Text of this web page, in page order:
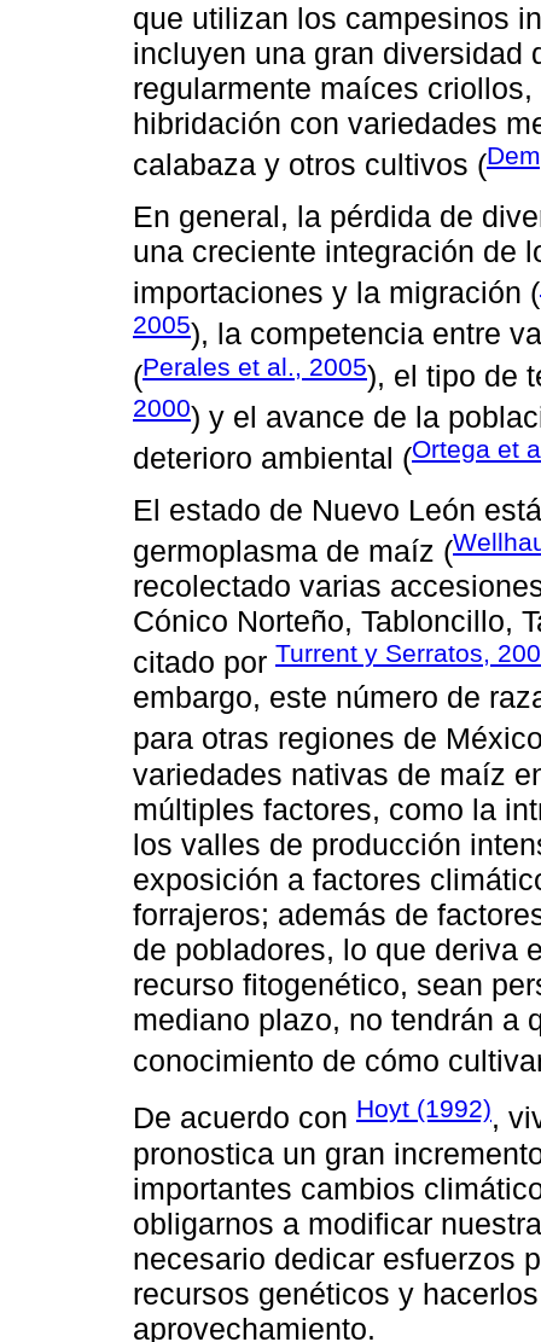
que utilizan los campesinos
incluyen una gran diversidad
regularmente maíces
hibridación con variedades
calabaza y otros cultivos (
En general, la pérdida de
una creciente integración de
importaciones y la migración (
2005), la competencia entre
(Perales et al., 2005), el tipo de
2000) y el avance de la
deterioro ambiental (Ortega et
El estado de Nuevo León
germoplasma de maíz (
recolectado varias
Cónico Norteño, Tabloncillo,
citado por Turrent y Serratos,
embargo, este número de
para otras regiones de
variedades nativas de maíz
múltiples factores, como la
los valles de producción
exposición a factores
forrajeros; además de
de pobladores, lo que deriva
recurso fitogenético, sean
mediano plazo, no tendrán a
conocimiento de cómo
De acuerdo con Hoyt (1992),
pronostica un gran
importantes cambios
obligarnos a modificar
necesario dedicar esfuerzos
recursos genéticos y
aprovechamiento.